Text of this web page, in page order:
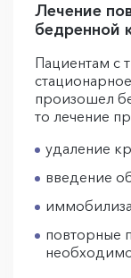
Лечение
бедренной
Пациентам с
произошел
то лечение
удаление
введение
повторные